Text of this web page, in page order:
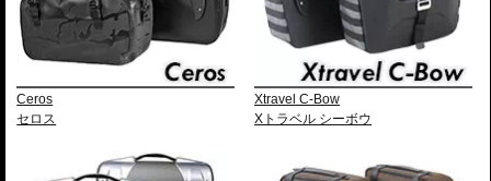
Ceros
セロス
Xtravel C-Bow
Xトラベル シーボウ